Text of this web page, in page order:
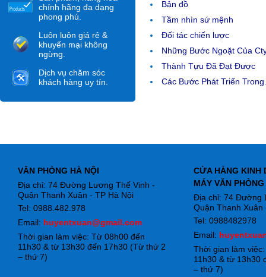
chính hãng đa dạng
phong phú.
Luôn luôn giá rẻ &
khuyến mại không
ngừng.
Dịch vụ chăm sóc
khách hàng uy tín.
Bản đồ
Tầm nhìn sứ mệnh
Đối tác chiến lược
Những Bước Ngoặt Của
Thành Tựu Đã Đạt Được
Các Bước Phát Triển
VĂN PHÒNG HÀ NỘI
Địa chỉ: 74 Đường Lương Thế Vinh -
Quận Thanh Xuân - TP Hà Nội
Tel: 0988.482.978
Email: huyentxuan@gmail.com
Thời gian làm việc: Từ 08h00 đến
11h30 & từ 13h30 đến 17h30 (Từ thứ 2
– thứ 7)
CỬA HÀNG KINH
MÁY VĂN PHÒNG
Địa chỉ: 74 Đường
Quận Thanh Xuân
Tel: 0988482978
Email:
Thời gian làm
11h30 & từ 13h30
– thứ 7)